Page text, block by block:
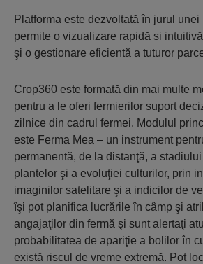
Platforma este dezvoltată în jurul unei
permite o vizualizare rapidă si
şi o gestionare eficientă a tuturor
Crop360 este formată din mai multe
pentru a le oferi fermierilor suport
zilnice din cadrul fermei. Modulul
este Ferma Mea – un instrument
permanentă, de la distanţă, a
plantelor şi a evoluţiei culturilor, prin
imaginilor satelitare şi a indicilor de
îşi pot planifica lucrările în câmp şi
angajaţilor din fermă şi sunt alertaţi
probabilitatea de apariţie a bolilor în
există riscul de vreme extremă. Pot